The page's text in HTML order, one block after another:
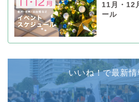
11月・12
ール
いいね！で最新